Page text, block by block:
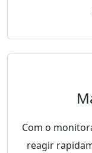
Com o
reagir